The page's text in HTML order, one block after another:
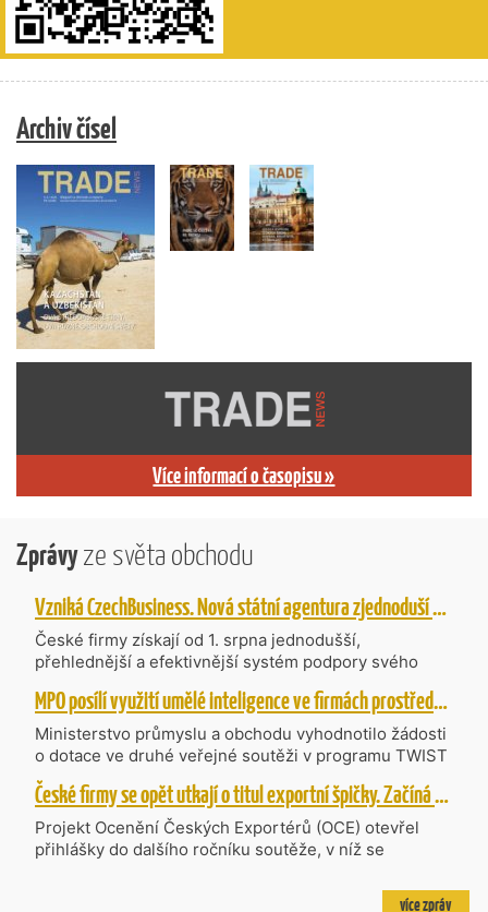
Archiv čísel
Více informací o časopisu »
Zprávyze světa obchodu
Vzniká CzechBusiness. Nová státní agentura zjednoduší podporu českých firem
České firmy získají od 1. srpna jednodušší,
přehlednější a efektivnější systém podpory svého
CzechBusiness, která propojuje dosavadní
kompetence agentur CzechTrade a CzechInvest.
Firmám nabídne jednoho partnera pro rozvoj od
inovací až po zahraniční expanzi.
MPO posílí využití umělé inteligence ve firmách prostřednictvím 40 projektů z programu TWIST
Ministerstvo průmyslu a obchodu vyhodnotilo žádosti
o dotace ve druhé veřejné soutěži v programu TWIST
– Transfer, Výzkum, Vývoj a Inovace pro Strategické
Technologie, do které bylo podáno 318 návrhů
projektů požadujících dotaci o celkovém objemu 4,27
mld. Kč. Částkou 630 mil. Kč bude podpořeno čtyřicet
nejlépe hodnocených projektů zaměřených na
výzkum v oblasti umělé inteligence a její aplikace do
České firmy se opět utkají o titul exportní špičky. Začíná další ročník Ocenění Českých Exportérů
Projekt Ocenění Českých Exportérů (OCE) otevřel
přihlášky do dalšího ročníku soutěže, v níž se
Projekt dlouhodobě vyzdvihuje, podporuje a oceňuje
více zpráv